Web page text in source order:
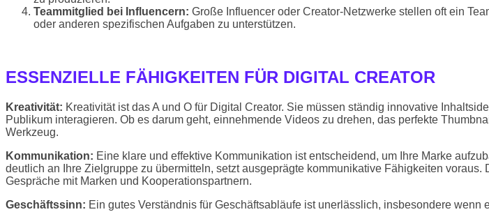
Teammitglied bei Influencern: Große Influencer oder Creator-Netzwerke stellen oft ein
oder anderen spezifischen Aufgaben zu unterstützen.
ESSENZIELLE FÄHIGKEITEN FÜR DIGITAL CREATOR
Kreativität: Kreativität ist das A und O für Digital Creator. Sie müssen ständig innovative
Publikum interagieren. Ob es darum geht, einnehmende Videos zu drehen, das perfekte
Werkzeug.
Kommunikation: Eine klare und effektive Kommunikation ist entscheidend, um Ihre Marke
deutlich an Ihre Zielgruppe zu übermitteln, setzt ausgeprägte kommunikative Fähigkeiten
Gespräche mit Marken und Kooperationspartnern.
Geschäftssinn: Ein gutes Verständnis für Geschäftsabläufe ist unerlässlich, insbesondere